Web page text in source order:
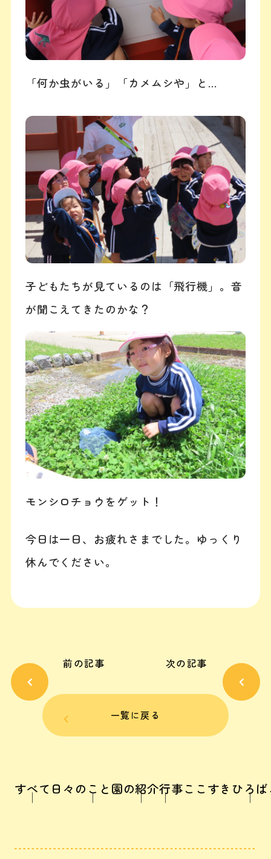
「何か虫がいる」「カメムシや」と…
子どもたちが見ているのは「飛行機」。音
が聞こえてきたのかな？
モンシロチョウをゲット！
今日は一日、お疲れさまでした。ゆっくり
休んでください。
前の記事
一覧に戻る
次の記事
すべて 日々のこと 園の紹介行事ここすきひろば